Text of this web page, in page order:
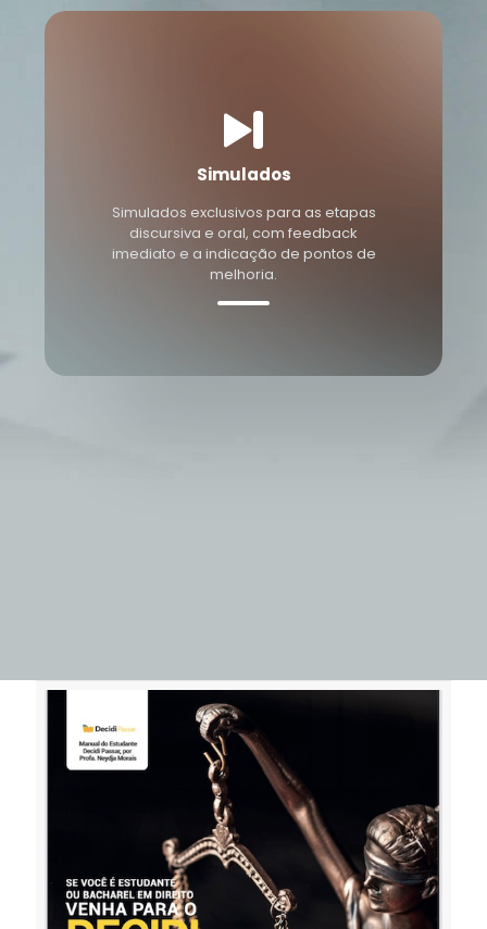
Simulados
Simulados exclusivos para as etapas
discursiva e oral, com feedback
imediato e a indicação de pontos de
melhoria.